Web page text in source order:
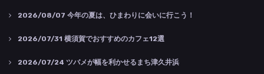
2026/08/07 今年の夏は、ひまわりに会いに行こう！
2026/07/31 横須賀でおすすめのカフェ12選
2026/07/24 ツバメが幅を利かせるまち津久井浜